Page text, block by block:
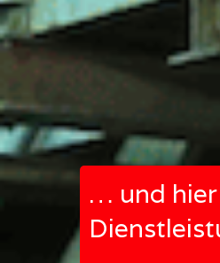
… und hier